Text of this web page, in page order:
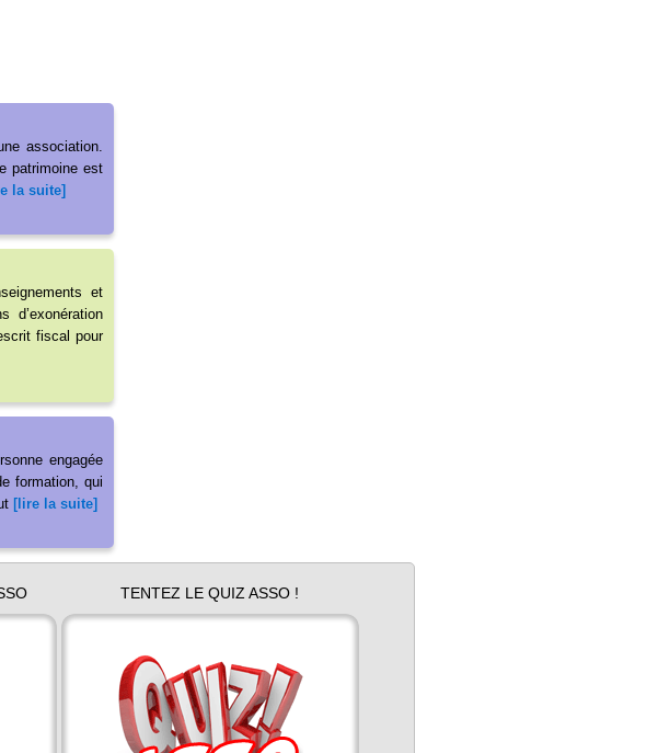
association.
patrimoine est
la suite]
et
d’exonération
fiscal pour
engagée
formation, qui
[lire la suite]
TENTEZ LE QUIZ ASSO !